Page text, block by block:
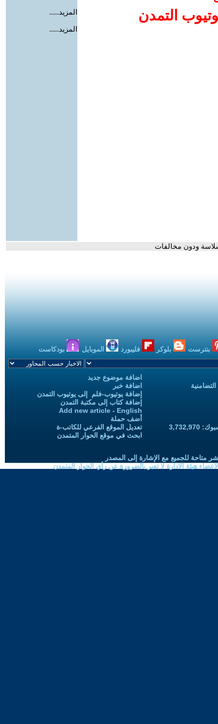
التمدن
المزيد.....
المزيد.....
ودون مخالفات
بنترست بلوكر فليبورد الموبايل بودكاست
اضافة موضوع جديد
اضافة خبر
إضافة يوتيوب-فلم إلى يوتيوب التمدن
إضافة كتاب إلى مكتبة التمدن
Add new article - English
أضف حملة
تعديل الموقع الفرعي للكاتب-ة
ابحث في موقع الحوار المتمدن
متاحة للجميع مع الإشارة إلى المصدر
هيئة الادارة لا تعبر بالضرورة عن رأي الحوار المتمدن